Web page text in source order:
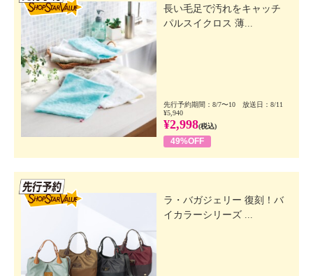
長い毛足で汚れをキャッチ
パルスイクロス 薄...
先行予約期間：8/7〜10 放送日：8/11
¥5,940
¥2,998(税込)
49%OFF
ラ・バガジェリー 復刻！バ
イカラーシリーズ ...